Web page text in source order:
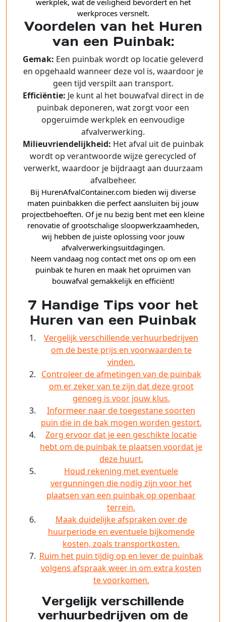
werkplek, wat de veiligheid bevordert en het
werkproces versnelt.
Voordelen van het Huren
van een Puinbak:
Gemak: Een puinbak wordt op locatie geleverd
en opgehaald wanneer deze vol is, waardoor je
geen tijd verspilt aan transport.
Efficiëntie: Je kunt al het bouwafval direct in de
puinbak deponeren, wat zorgt voor een
opgeruimde werkplek en eenvoudige
afvalverwerking.
Milieuvriendelijkheid: Het afval uit de puinbak
wordt op verantwoorde wijze gerecycled of
verwerkt, waardoor je bijdraagt aan duurzaam
afvalbeheer.
Bij HurenAfvalContainer.com bieden wij diverse
maten puinbakken die perfect aansluiten bij jouw
projectbehoeften. Of je nu bezig bent met een kleine
renovatie of grootschalige sloopwerkzaamheden,
wij hebben de juiste oplossing voor jouw
afvalverwerkingsuitdagingen.
Neem vandaag nog contact met ons op om een
puinbak te huren en maak het opruimen van
bouwafval gemakkelijk en efficiënt!
7 Handige Tips voor het
Huren van een Puinbak
Vergelijk verschillende verhuurbedrijven
om de beste prijs en voorwaarden te
vinden.
Controleer de afmetingen van de puinbak
om er zeker van te zijn dat deze groot
genoeg is voor jouw klus.
Informeer naar de toegestane soorten
puin die in de bak mogen worden gestort.
Zorg ervoor dat je een geschikte locatie
hebt om de puinbak te plaatsen voordat je
deze huurt.
Houd rekening met eventuele
vergunningen die nodig zijn voor het
plaatsen van een puinbak op openbaar
terrein.
Maak duidelijke afspraken over de
huurperiode en eventuele bijkomende
kosten, zoals transportkosten.
Ruim het puin tijdig op en lever de puinbak
volgens afspraak weer in om extra kosten
te voorkomen.
Vergelijk verschillende
verhuurbedrijven om de